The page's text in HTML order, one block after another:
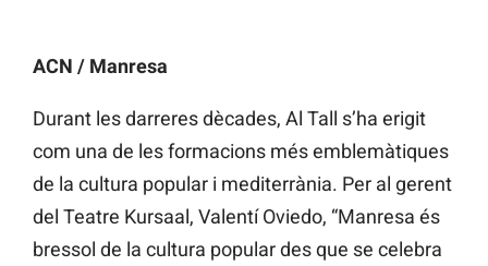
ACN / Manresa
Durant les darreres dècades, Al Tall s’ha erigit
com una de les formacions més emblemàtiques
de la cultura popular i mediterrània. Per al gerent
del Teatre Kursaal, Valentí Oviedo, “Manresa és
bressol de la cultura popular des que se celebra